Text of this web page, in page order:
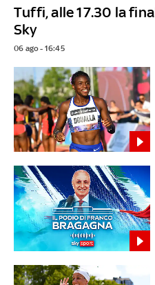
Tuffi, alle 17.30 la
Sky
06 ago - 16:45